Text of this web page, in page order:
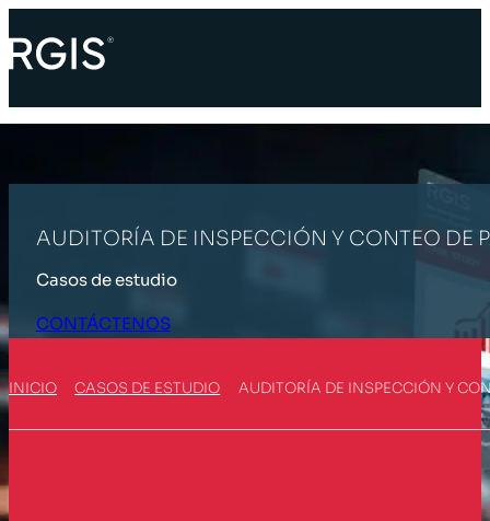
AUDITORÍA DE INSPECCIÓN Y CONTEO DE
Casos de estudio
CONTÁCTENOS
INICIO CASOS DE ESTUDIO AUDITORÍA DE INSPECCIÓN Y